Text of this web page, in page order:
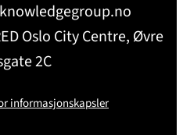
Oslo City Centre, Øvre
2C
informasjonskapsler